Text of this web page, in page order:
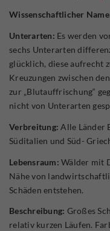
Wissenschaftlicher
Unterarten: Es werden
sechs Unterarten
glücklich, diese aufrecht
Kreuzungen zwischen
zur „Blutauffrischung“
nicht von Unterarten
Verbreitung: Alle Länder
Süditalien und Süd-
Lebensraum: Wälder mit
Nähe von
Schäden entstehen.
Beschreibung: Großes
relativ kurzen Läufen.